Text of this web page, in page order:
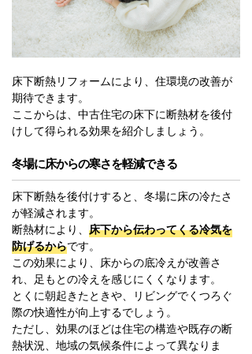
床下断熱リフォームにより、住環境の改善が
期待できます。
ここからは、中古住宅の床下に断熱材を後付
けして得られる効果を紹介しましょう。
冬場に床からの寒さを軽減できる
床下断熱を後付けすると、冬場に床の冷たさ
が軽減されます。
断熱材により、 床下から伝わってくる冷気を
防げるからです。
この効果により、床からの底冷えが改善さ
れ、足もとの冷えを感じにくくなります。
とくに朝起きたときや、リビングでくつろぐ
際の快適性が向上するでしょう。
ただし、効果のほどは住宅の構造や既存の断
熱状況、地域の気候条件によって異なりま